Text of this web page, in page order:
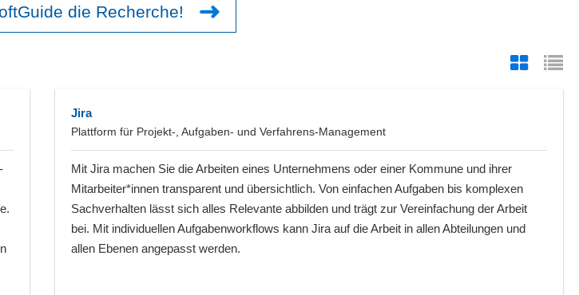
die Recherche!
Jira
Plattform für Projekt-, Aufgaben- und Verfahrens-Management
Mit Jira machen Sie die Arbeiten eines Unternehmens oder einer Kommune und ihrer
Mitarbeiter*innen transparent und übersichtlich. Von einfachen Aufgaben bis komplexen
Sachverhalten lässt sich alles Relevante abbilden und trägt zur Vereinfachung der Arbeit
bei. Mit individuellen Aufgabenworkflows kann Jira auf die Arbeit in allen Abteilungen und
allen Ebenen angepasst werden.